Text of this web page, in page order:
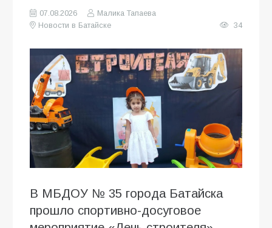
07.08.2026
Малика Тапаева
Новости в Батайске
34
В МБДОУ № 35 города Батайска
прошло спортивно-досуговое